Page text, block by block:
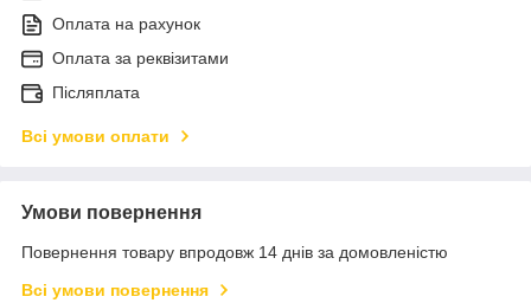
Оплата на рахунок
Оплата за реквізитами
Післяплата
Всі умови оплати
Умови повернення
Повернення товару впродовж 14 днів за домовленістю
Всі умови повернення